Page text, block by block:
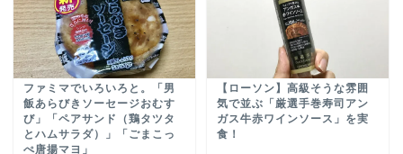
ファミマでいろいろと。「男
飯あらびきソーセージおむす
び」「ペアサンド（鶏タツタ
とハムサラダ）」「ごまこっ
ぺ唐揚マヨ」
【ローソン】高級そうな雰囲
気で並ぶ「厳選手巻寿司アン
ガス牛赤ワインソース」を実
食！